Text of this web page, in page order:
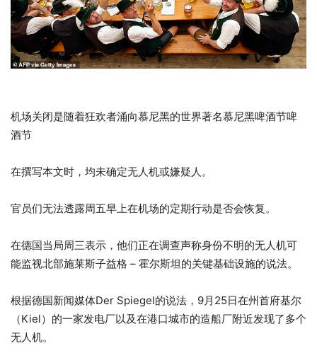
机场关闭是随着狂欢者涌向慕尼黑的世界著名慕尼黑啤酒节啤
酒节
在撰写本文时，均未确定无人机或嫌疑人。
官员们无法透露周五早上在机场的定期行动是否会恢复。
在德国当局周三表示，他们正在调查声称身份不明的无人机可
能监视北部施莱斯子益格 – 霍尔斯坦的关键基础设施的说法。
根据德国新闻媒体Der Spiegel的说法，9月25日在州首府基尔
（Kiel）的一家发电厂以及在港口城市的造船厂附近发现了多个
无人机。